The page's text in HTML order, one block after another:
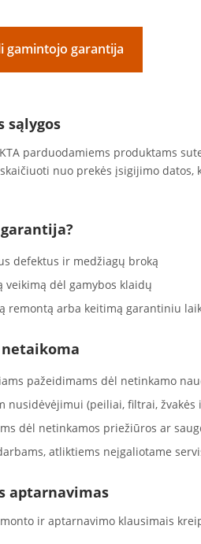
gamintojo garantija
sąlygos
parduodamiems produktams
nuo prekės įsigijimo
defektus ir medžiagų broką
veikimą dėl gamybos klaidų
remontą arba keitimą garantiniu
pažeidimams dėl netinkamo
nusidėvėjimui (peiliai, filtrai, žvakės
dėl netinkamos priežiūros ar
atliktiems neįgaliotame
aptarnavimas
ir aptarnavimo klausimais